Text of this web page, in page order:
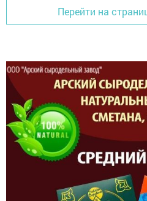
Перейти на